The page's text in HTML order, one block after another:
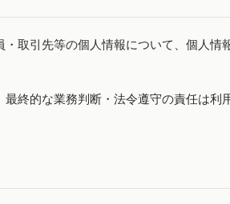
取引先等の個人情報について、個人情
終的な業務判断・法令遵守の責任は利